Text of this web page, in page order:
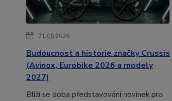
21.06.2026
Budoucnost a historie značky Crussis
(Avinox, Eurobike 2026 a modely
2027)
Blíží se doba představování novinek pro